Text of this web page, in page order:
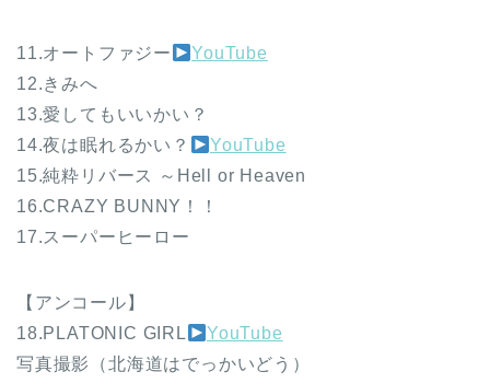
11.オートファジー
YouTube
12.きみへ
13.愛してもいいかい？
14.夜は眠れるかい？
YouTube
15.純粋リバース ～Hell or Heaven
16.CRAZY BUNNY！！
17.スーパーヒーロー
【アンコール】
18.PLATONIC GIRL
YouTube
写真撮影（北海道はでっかいどう）